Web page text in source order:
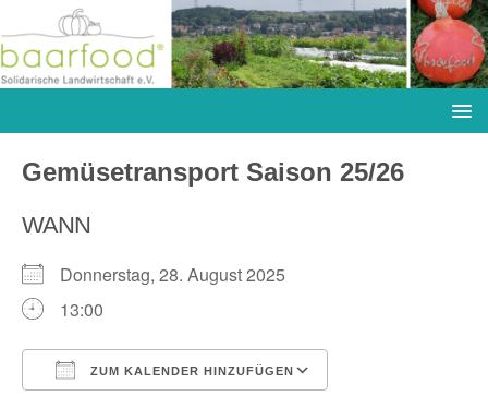
Gemüsetransport Saison 25/26
WANN
Donnerstag, 28. August 2025
13:00
ZUM KALENDER HINZUFÜGEN